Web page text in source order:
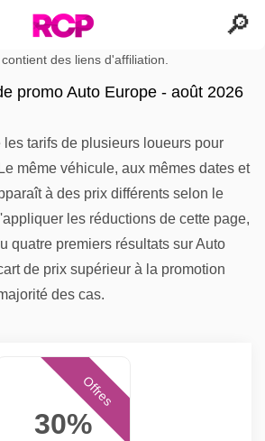
des liens d'affiliation.
promo Auto Europe - août 2026
tarifs de plusieurs loueurs pour
même véhicule, aux mêmes dates et
à des prix différents selon le
les réductions de cette page,
quatre premiers résultats sur Auto
de prix supérieur à la promotion
des cas.
30%
Offres